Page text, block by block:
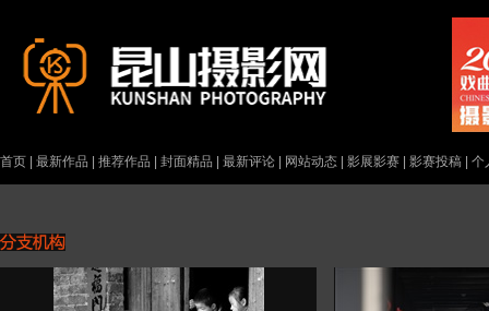
首页 最新作品 推荐作品 封面精品 最新评论 网站动态 影展影赛 影赛投稿 个